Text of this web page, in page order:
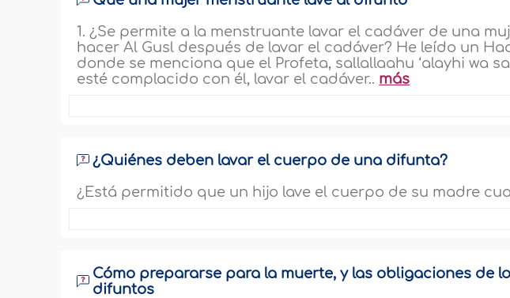
1. ¿Se permite a la menstruante lavar el cadáver de una
hacer Al Gusl después de lavar el cadáver? He leído un
donde se menciona que el Profeta, sallallaahu ‘alayhi wa
esté complacido con él, lavar el cadáver.. más
¿Quiénes deben lavar el cuerpo de una difunta?
¿Está permitido que un hijo lave el cuerpo de su madre
Cómo prepararse para la muerte, y las obligaciones de
difuntos